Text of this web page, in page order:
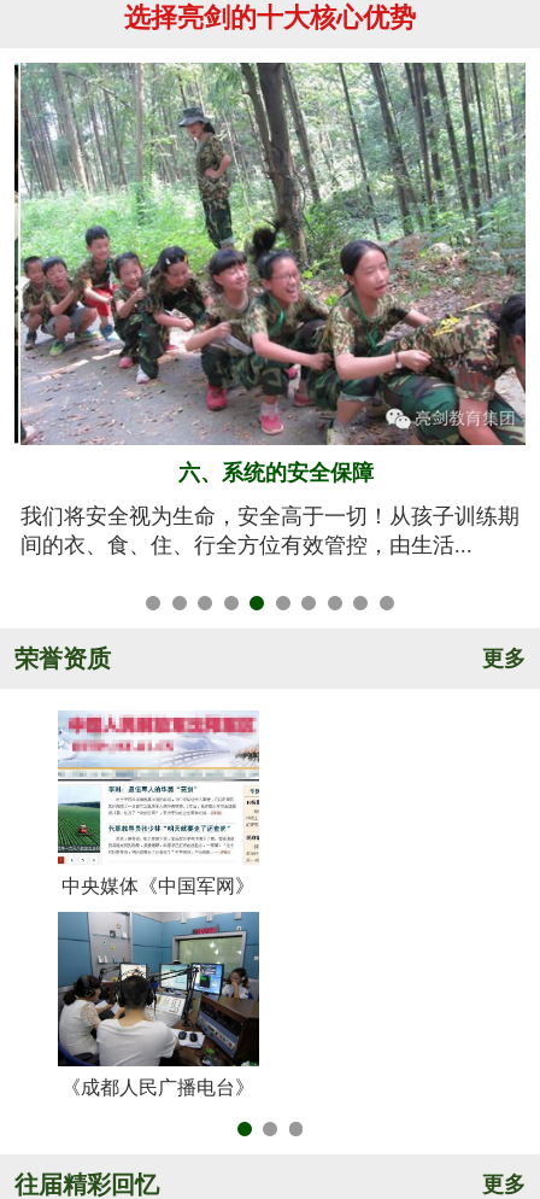
选择亮剑的十大核心优势
五、规范的军训基地
亮剑军事夏令营的训练基地训练设施设备齐全，军事
氛围浓厚，后勤保障完善，管理规范安全，纪...
荣誉资质 更多
中央媒体《中国军网》
《成都人民广播电台》
往届精彩回忆 更多